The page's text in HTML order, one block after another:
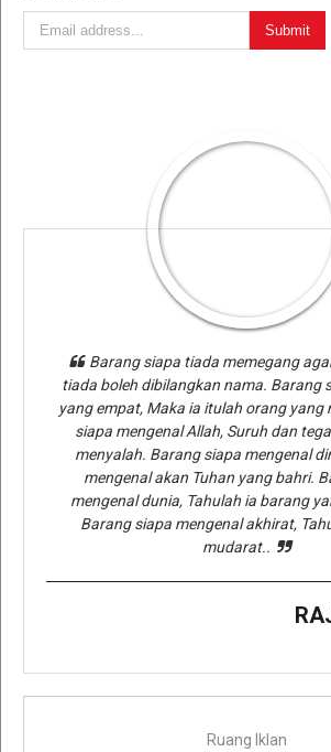
Barang siapa tiada memegang
tiada boleh dibilangkan nama. Barang
yang empat, Maka ia itulah orang yang
siapa mengenal Allah, Suruh dan
menyalah. Barang siapa mengenal
mengenal akan Tuhan yang bahri.
mengenal dunia, Tahulah ia barang
Barang siapa mengenal akhirat,
mudarat..
Ruang Iklan